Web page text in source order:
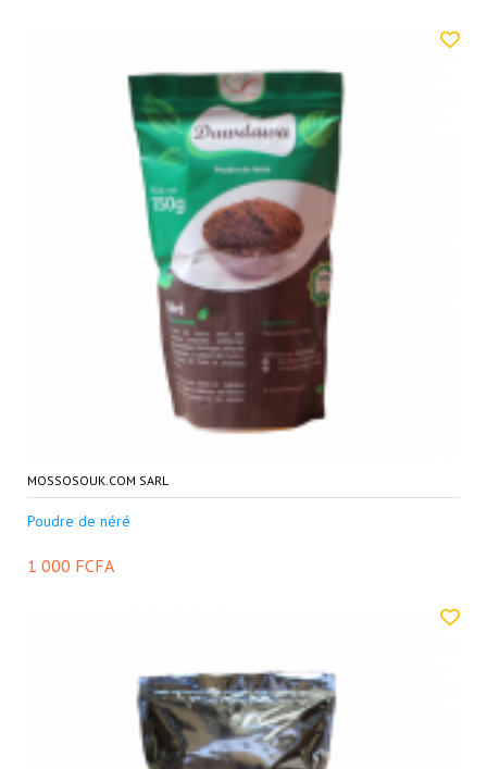
MOSSOSOUK.COM SARL
Poudre de néré
1 000 FCFA